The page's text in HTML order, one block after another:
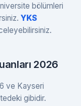
bölümleri
YKS
2026
ve Kayseri
gibidir.